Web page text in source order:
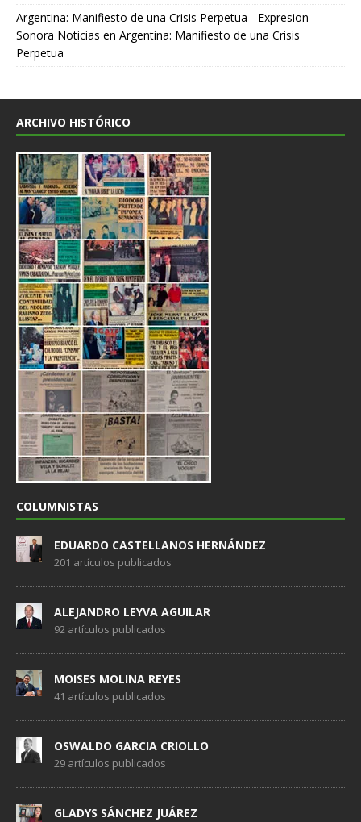
Argentina: Manifiesto de una Crisis Perpetua - Expresion
Sonora Noticias en Argentina: Manifiesto de una Crisis
Perpetua
ARCHIVO HISTÓRICO
COLUMNISTAS
EDUARDO CASTELLANOS HERNÁNDEZ
201 artículos publicados
ALEJANDRO LEYVA AGUILAR
92 artículos publicados
MOISES MOLINA REYES
41 artículos publicados
OSWALDO GARCIA CRIOLLO
29 artículos publicados
GLADYS SÁNCHEZ JUÁREZ